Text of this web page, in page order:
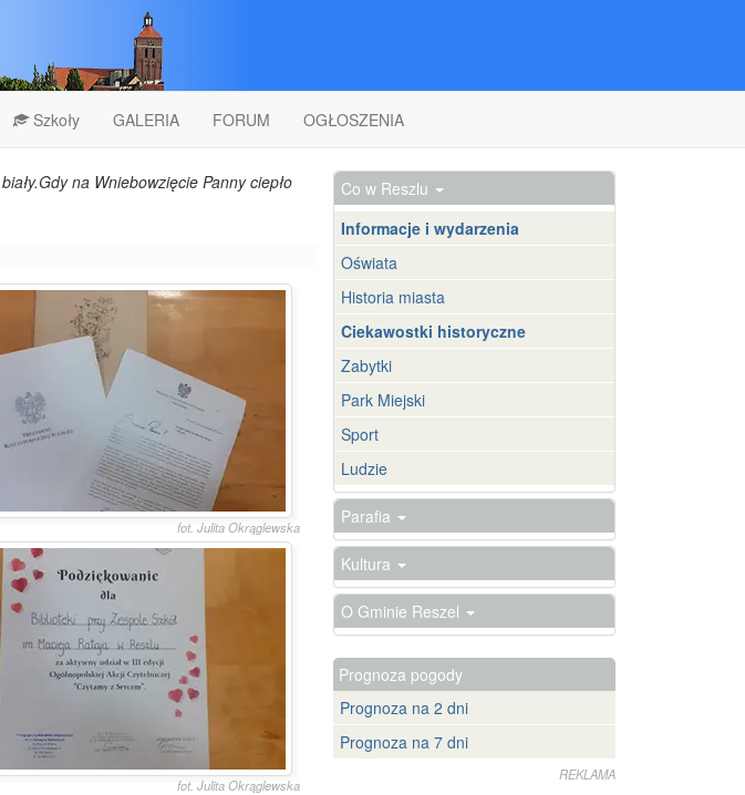
Szkoły GALERIA FORUM OGŁOSZENIA
na Wniebowzięcie Panny ciepło
fot. Julita Okrąglewska
fot. Julita Okrąglewska
Co w Reszlu
Informacje i wydarzenia
Oświata
Historia miasta
Ciekawostki historyczne
Zabytki
Park Miejski
Sport
Ludzie
Parafia
Kultura
O Gminie Reszel
Prognoza pogody
Prognoza na 2 dni
Prognoza na 7 dni
REKLAMA